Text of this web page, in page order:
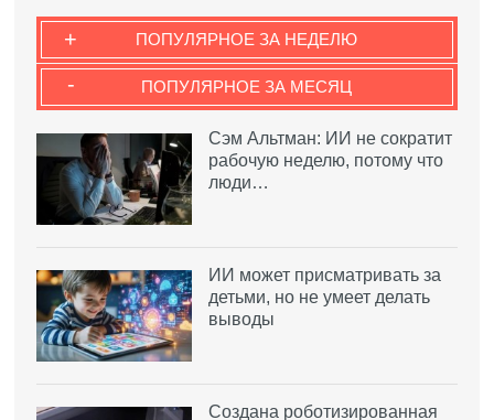
ПОПУЛЯРНОЕ ЗА НЕДЕЛЮ
+
ПОПУЛЯРНОЕ ЗА МЕСЯЦ
-
Сэм Альтман: ИИ не сократит
рабочую неделю, потому что
люди…
ИИ может присматривать за
детьми, но не умеет делать
выводы
Создана роботизированная